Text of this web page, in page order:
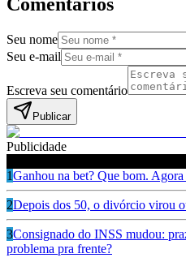
Seu nome
Seu e-mail
Escreva seu comentário
Publicar
Publicidade
1Ganhou na bet? Que bom.
2Depois dos 50, o divórcio virou
3Consignado do INSS mudou:
problema pra frente?